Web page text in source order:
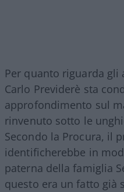
Per quanto riguarda gli
Carlo Previderè sta
approfondimento sul
rinvenuto sotto le
Secondo la Procura, il
identificherebbe in
paterna della famiglia
questo era un fatto già